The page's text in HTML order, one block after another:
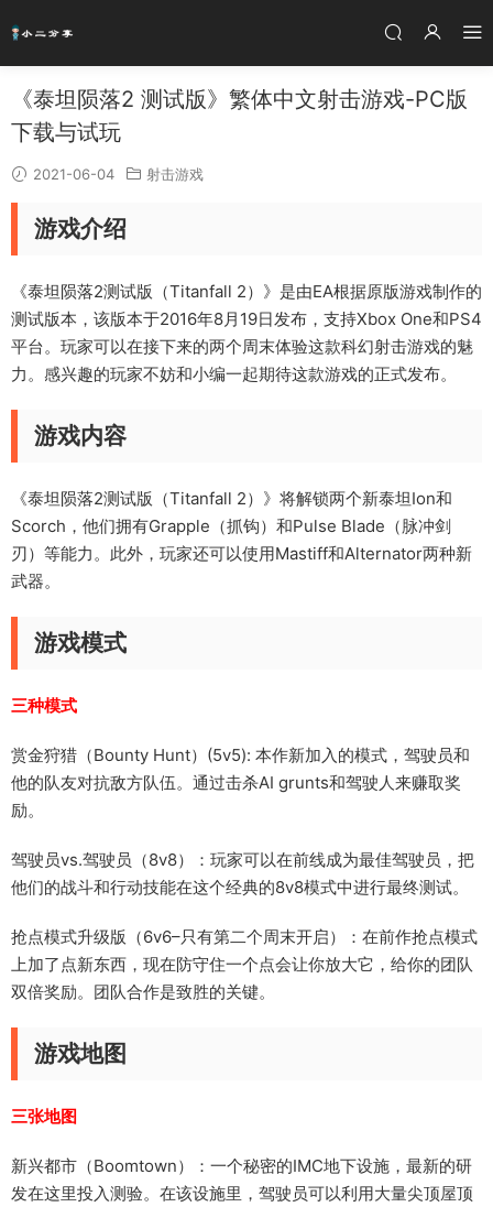
《泰坦陨落2 测试版》繁体中文射击游戏-PC版
下载与试玩
2021-06-04 射击游戏
游戏介绍
《泰坦陨落2测试版（Titanfall 2）》是由EA根据原版游戏制作的
测试版本，该版本于2016年8月19日发布，支持Xbox One和PS4
平台。玩家可以在接下来的两个周末体验这款科幻射击游戏的魅
力。感兴趣的玩家不妨和小编一起期待这款游戏的正式发布。
游戏内容
《泰坦陨落2测试版（Titanfall 2）》将解锁两个新泰坦Ion和
Scorch，他们拥有Grapple（抓钩）和Pulse Blade（脉冲剑
刃）等能力。此外，玩家还可以使用Mastiff和Alternator两种新
武器。
游戏模式
三种模式
赏金狩猎（Bounty Hunt）(5v5): 本作新加入的模式，驾驶员和
他的队友对抗敌方队伍。通过击杀AI grunts和驾驶人来赚取奖
励。
驾驶员vs.驾驶员（8v8）：玩家可以在前线成为最佳驾驶员，把
他们的战斗和行动技能在这个经典的8v8模式中进行最终测试。
抢点模式升级版（6v6–只有第二个周末开启）：在前作抢点模式
上加了点新东西，现在防守住一个点会让你放大它，给你的团队
双倍奖励。团队合作是致胜的关键。
游戏地图
三张地图
新兴都市（Boomtown）：一个秘密的IMC地下设施，最新的研
发在这里投入测验。在该设施里，驾驶员可以利用大量尖顶屋顶